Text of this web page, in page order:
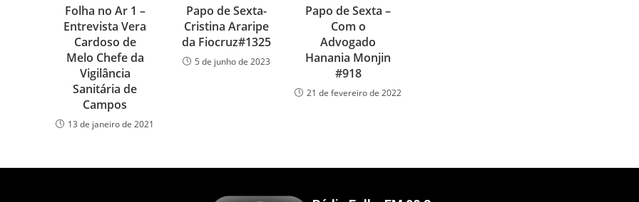
Folha no Ar 1 –
Entrevista Vera
Cardoso de
Melo Chefe da
Vigilância
Sanitária de
Campos
13 de janeiro de 2021
Papo de Sexta-
Cristina Araripe
da Fiocruz#1325
5 de junho de 2023
Papo de Sexta –
Com o
Advogado
Hanania Monjin
#918
21 de fevereiro de 2022